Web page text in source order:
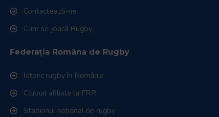
Contactează-ne
Cum se joacă Rugby
Federația Româna de Rugby
Istoric rugby în România
Cluburi afiliate la FRR
Stadionul național de rugby